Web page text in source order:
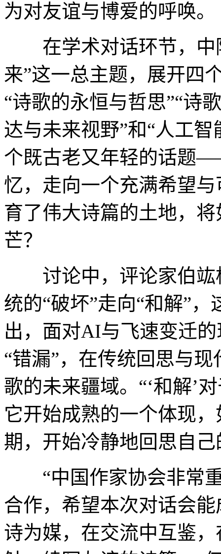
为对友谊与博爱的呼唤。
在学术对话环节，中
来”这一总主题，展开四
“诗歌的永恒与哲思”“诗
达与未来视野”和“人工
个既古老又年轻的话题
忆，走向一个充满希望
育了伟大诗篇的土地，
芒？
讨论中，评论家伯竑
统的“破坏”走向“和解”
出，面对AI与飞速变迁
“错漏”，在传统回思与
歌的未来疆域。“‘和解’
它开始成熟的一个体现
期，开始冷静地回思自己
“中国作家协会非常重
合作，希望本次对话会
诗为媒，在交流中互鉴